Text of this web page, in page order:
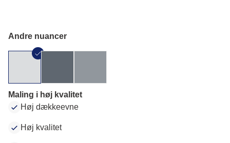
Andre nuancer
Maling i høj kvalitet
Høj dækkeevne
Høj kvalitet